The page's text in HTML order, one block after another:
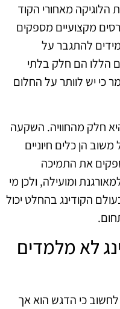
הלוגיקה מאחורי הקוד
מקצועיים מספקים
להתגבר על
הללו הם חלק בלתי
כי יש לוותר על החלום
חלק מהחוויה. השקעה
הן כלים חיוניים
את התמיכה
ומועילה, ולכן מי
הקודינג בהחלט יכול
קודינג לא מלמדים
לחשוב כי הדגש הוא אך